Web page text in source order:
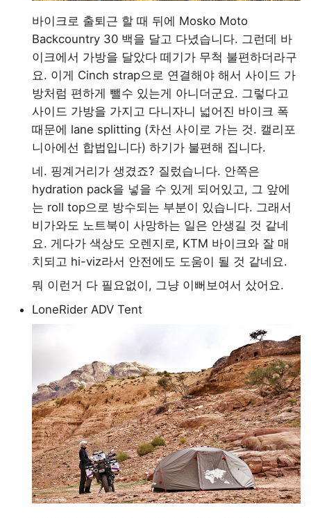
바이크로 출퇴근 할 때 뒤에 Mosko Moto
Backcountry 30 백을 달고 다녔습니다. 그런데 바
이크에서 가방을 달았다 떼기가 무척 불편하더라구
요. 이게 Cinch strap으로 연결해야 해서 사이드 가
방처럼 편하게 뺄수 있는게 아니더군요. 그렇다고
사이드 가방을 가지고 다니자니 넓어진 바이크 폭
때문에 lane splitting (차선 사이로 가는 것. 캘리포
니아에선 합법입니다) 하기가 불편해 집니다.
네. 핑계거리가 생겼죠? 질렀습니다. 안쪽은
hydration pack을 넣을 수 있게 되어있고, 그 앞에
는 roll top으로 방수되는 부분이 있습니다. 그래서
비가와도 노트북이 사망하는 일은 안생길 것 같네
요. 게다가 색상도 오렌지로, KTM 바이크와 잘 매
치되고 hi-viz라서 안전에도 도움이 될 것 같네요.
뭐 이런거 다 필요없이, 그냥 이뻐보여서 샀어요.
LoneRider ADV Tent